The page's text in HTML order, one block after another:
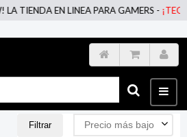
TIENDA EN LINEA PARA GAMERS -
Filtrar Precio más bajo